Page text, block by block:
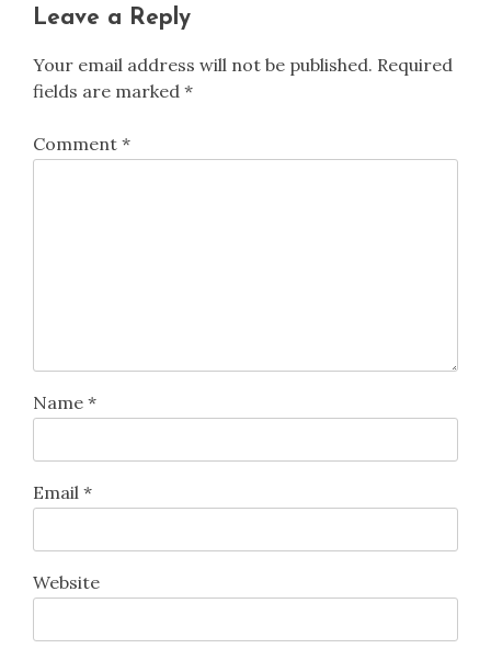
Leave a Reply
Your email address will not be published. Required
fields are marked *
Comment *
Name *
Email *
Website